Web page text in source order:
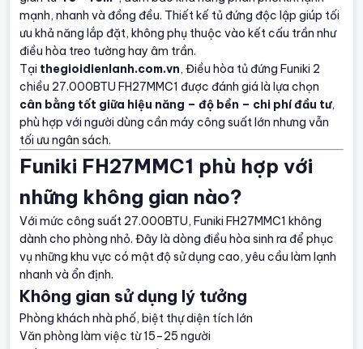
mạnh, nhanh và đồng đều. Thiết kế tủ đứng độc lập giúp tối
ưu khả năng lắp đặt, không phụ thuộc vào kết cấu trần như
điều hòa treo tường hay âm trần.
Tại thegioidienlanh.com.vn, Điều hòa tủ đứng Funiki 2
chiều 27.000BTU FH27MMC1 được đánh giá là lựa chọn
cân bằng tốt giữa hiệu năng – độ bền – chi phí đầu tư,
phù hợp với người dùng cần máy công suất lớn nhưng vẫn
tối ưu ngân sách.
Funiki FH27MMC1 phù hợp với
những không gian nào?
Với mức công suất 27.000BTU, Funiki FH27MMC1 không
dành cho phòng nhỏ. Đây là dòng điều hòa sinh ra để phục
vụ những khu vực có mật độ sử dụng cao, yêu cầu làm lạnh
nhanh và ổn định.
Không gian sử dụng lý tưởng
Phòng khách nhà phố, biệt thự diện tích lớn
Văn phòng làm việc từ 15–25 người